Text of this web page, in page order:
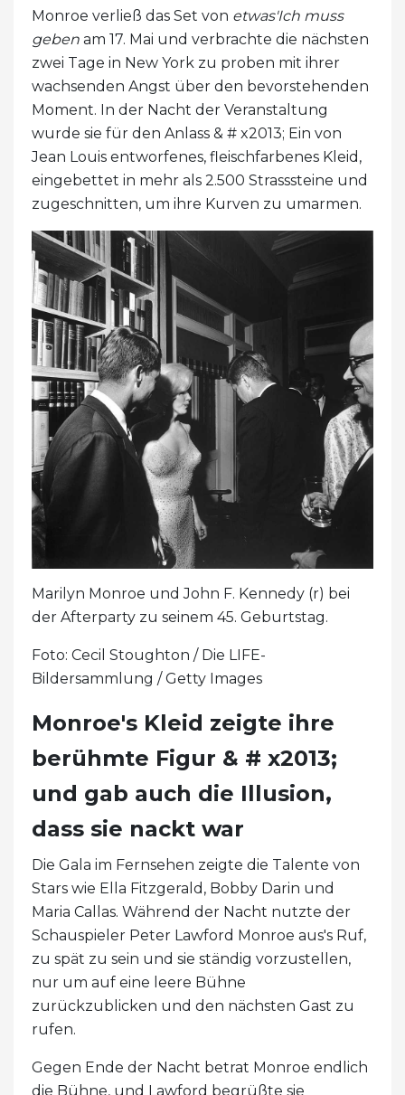
Monroe verließ das Set von etwas'Ich muss
geben am 17. Mai und verbrachte die nächsten
zwei Tage in New York zu proben mit ihrer
wachsenden Angst über den bevorstehenden
Moment. In der Nacht der Veranstaltung
wurde sie für den Anlass & # x2013; Ein von
Jean Louis entworfenes, fleischfarbenes Kleid,
eingebettet in mehr als 2.500 Strasssteine ​​und
zugeschnitten, um ihre Kurven zu umarmen.
Marilyn Monroe und John F. Kennedy (r) bei
der Afterparty zu seinem 45. Geburtstag.
Foto: Cecil Stoughton / Die LIFE-
Bildersammlung / Getty Images
Monroe's Kleid zeigte ihre
berühmte Figur & # x2013;
und gab auch die Illusion,
dass sie nackt war
Die Gala im Fernsehen zeigte die Talente von
Stars wie Ella Fitzgerald, Bobby Darin und
Maria Callas. Während der Nacht nutzte der
Schauspieler Peter Lawford Monroe aus's Ruf,
zu spät zu sein und sie ständig vorzustellen,
nur um auf eine leere Bühne
zurückzublicken und den nächsten Gast zu
rufen.
Gegen Ende der Nacht betrat Monroe endlich
die Bühne, und Lawford begrüßte sie